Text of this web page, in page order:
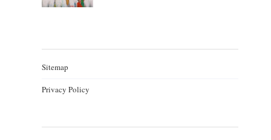
Sitemap
Privacy Policy